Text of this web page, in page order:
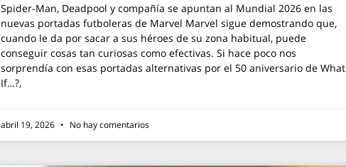
Spider-Man, Deadpool y compañía se apuntan al Mundial 2026 en las
nuevas portadas futboleras de Marvel Marvel sigue demostrando que,
cuando le da por sacar a sus héroes de su zona habitual, puede
conseguir cosas tan curiosas como efectivas. Si hace poco nos
sorprendía con esas portadas alternativas por el 50 aniversario de What
If…?,
abril 19, 2026 No hay comentarios